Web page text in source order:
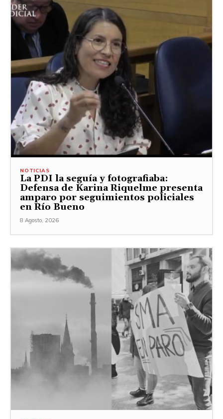
NOTICIAS
La PDI la seguía y fotografiaba:
Defensa de Karina Riquelme presenta
amparo por seguimientos policiales
en Río Bueno
8 Agosto, 2026